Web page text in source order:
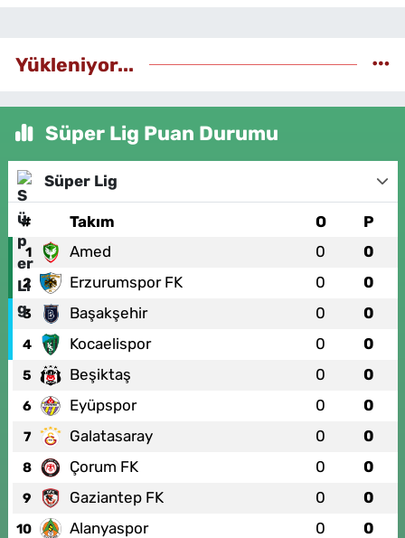
Yükleniyor...
Süper Lig Puan Durumu
Süper Lig
# Takım O P
1 Amed 0 0
2 Erzurumspor FK 0 0
3 Başakşehir 0 0
4 Kocaelispor 0 0
5 Beşiktaş 0 0
6 Eyüpspor 0 0
7 Galatasaray 0 0
8 Çorum FK 0 0
9 Gaziantep FK 0 0
10 Alanyaspor 0 0